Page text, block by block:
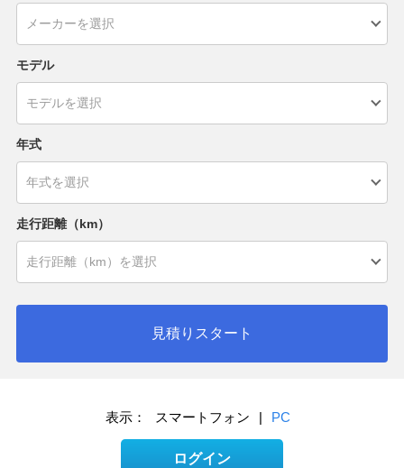
モデル
年式
走行距離（km）
見積りスタート
表示： スマートフォン | PC
ログイン